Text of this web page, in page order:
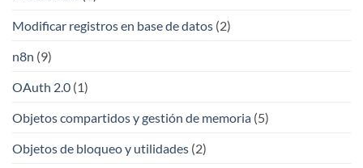
Modificar registros en base de datos (2)
n8n (9)
OAuth 2.0 (1)
Objetos compartidos y gestión de memoria (5)
Objetos de bloqueo y utilidades (2)